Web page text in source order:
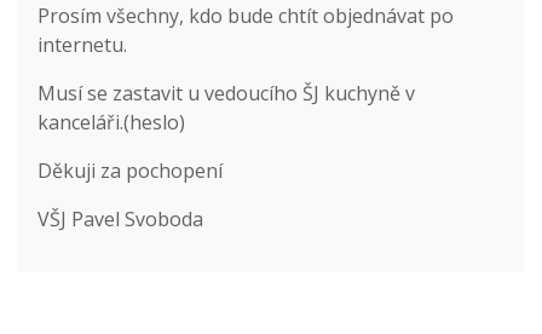
Prosím všechny, kdo bude chtít objednávat po
internetu.
Musí se zastavit u vedoucího ŠJ kuchyně v
kanceláři.(heslo)
Děkuji za pochopení
VŠJ Pavel Svoboda